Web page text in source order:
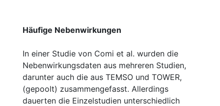
Häufige Nebenwirkungen
In einer Studie von Comi et al. wurden die
Nebenwirkungsdaten aus mehreren Studien,
darunter auch die aus TEMSO und TOWER,
(gepoolt) zusammengefasst. Allerdings
dauerten die Einzelstudien unterschiedlich